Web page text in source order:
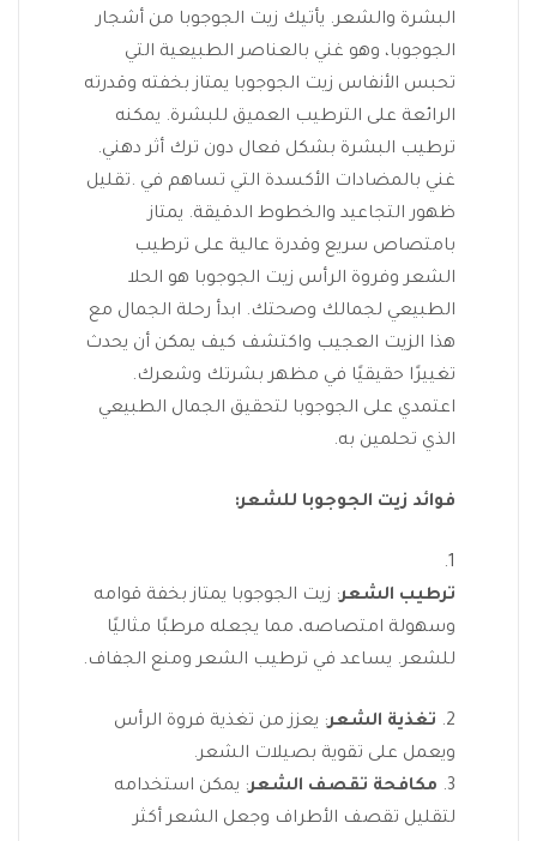
البشرة والشعر. يأتيك زيت الجوجوبا من أشجار
الجوجوبا، وهو غني بالعناصر الطبيعية التي
تحبس الأنفاس زيت الجوجوبا يمتاز بخفته وقدرته
الرائعة على الترطيب العميق للبشرة. يمكنه
ترطيب البشرة بشكل فعال دون ترك أثر دهني.
غني بالمضادات الأكسدة التي تساهم في .تقليل
ظهور التجاعيد والخطوط الدقيقة. يمتاز
بامتصاص سريع وقدرة عالية على ترطيب
الشعر وفروة الرأس زيت الجوجوبا هو الحلا
الطبيعي لجمالك وصحتك. ابدأ رحلة الجمال مع
هذا الزيت العجيب واكتشف كيف يمكن أن يحدث
تغييرًا حقيقيًا في مظهر بشرتك وشعرك.
اعتمدي على الجوجوبا لتحقيق الجمال الطبيعي
الذي تحلمين به.
فوائد زيت الجوجوبا للشعر:
ترطيب الشعر: زيت الجوجوبا يمتاز بخفة قوامه
وسهولة امتصاصه، مما يجعله مرطبًا مثاليًا
للشعر. يساعد في ترطيب الشعر ومنع الجفاف.
تغذية الشعر: يعزز من تغذية فروة الرأس
ويعمل على تقوية بصيلات الشعر.
مكافحة تقصف الشعر: يمكن استخدامه
لتقليل تقصف الأطراف وجعل الشعر أكثر